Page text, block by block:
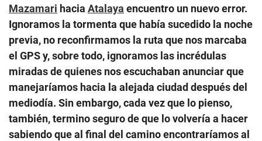
Mazamari hacia Atalaya encuentro un nuevo error.
Ignoramos la tormenta que había sucedido la noche
previa, no reconfirmamos la ruta que nos marcaba
el GPS y, sobre todo, ignoramos las incrédulas
miradas de quienes nos escuchaban anunciar que
manejaríamos hacia la alejada ciudad después del
mediodía. Sin embargo, cada vez que lo pienso,
también, termino seguro de que lo volvería a hacer
sabiendo que al final del camino encontraríamos al